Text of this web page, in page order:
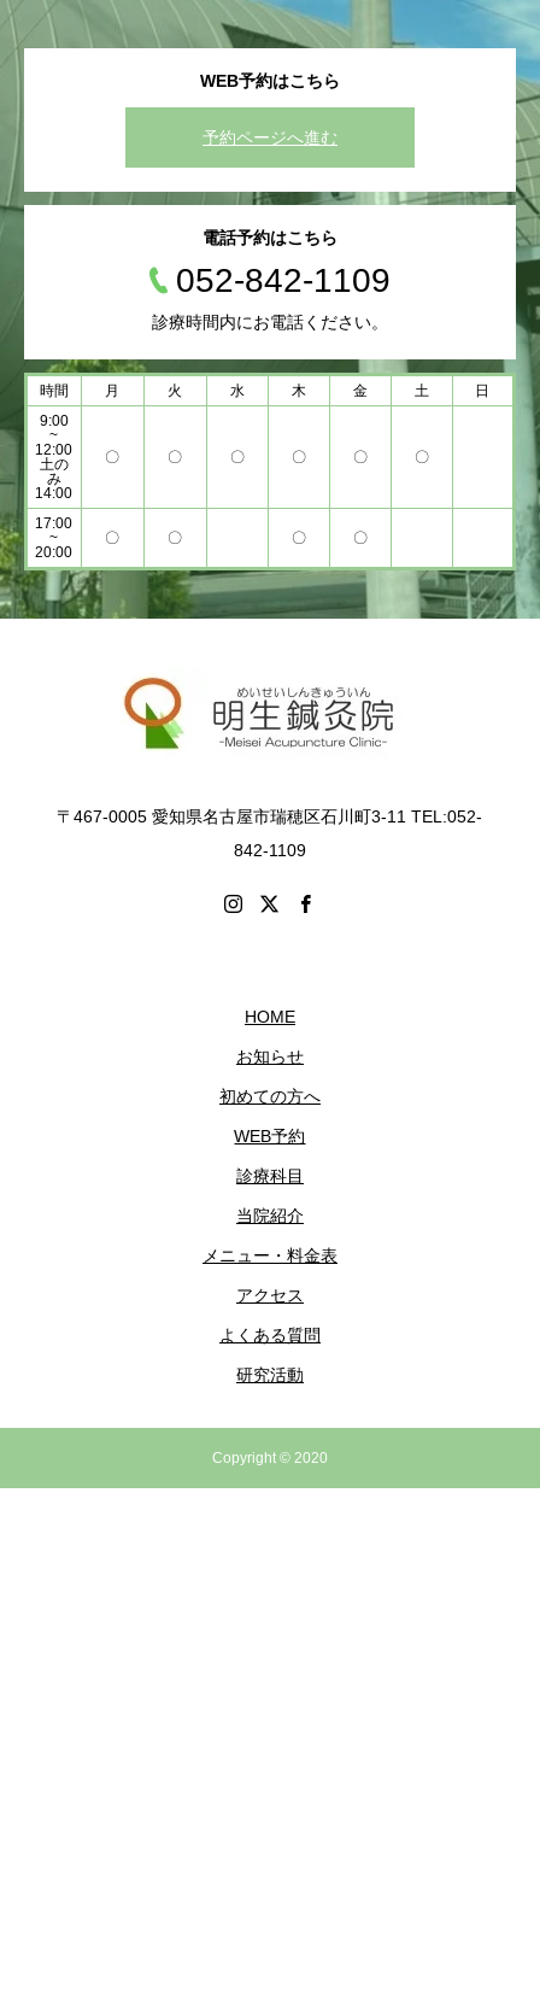
WEB予約はこちら
予約ページへ進む
電話予約はこちら
052-842-1109
診療時間内にお電話ください。
時間 月 火 水 木 金 土
日
9:00
~
12:00
土の
み
14:00
〇 〇 〇 〇 〇 〇
17:00
~
20:00
〇 〇 〇 〇
〒467-0005 愛知県名古屋市瑞穂区石川町3-11 TEL:052-
842-1109
HOME
お知らせ
初めての方へ
WEB予約
診療科目
当院紹介
メニュー・料金表
アクセス
よくある質問
研究活動
Copyright © 2020